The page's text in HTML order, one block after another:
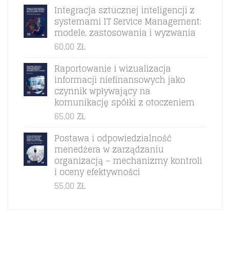
Integracja sztucznej inteligencji z
systemami IT Service Management:
modele, zastosowania i wyzwania
60,00 ZŁ
Raportowanie i wizualizacja
informacji niefinansowych jako
czynnik wpływający na
komunikację spółki z otoczeniem
65,00 ZŁ
Postawa i odpowiedzialność
menedżera w zarządzaniu
organizacją – mechanizmy kontroli
i oceny efektywności
55,00 ZŁ